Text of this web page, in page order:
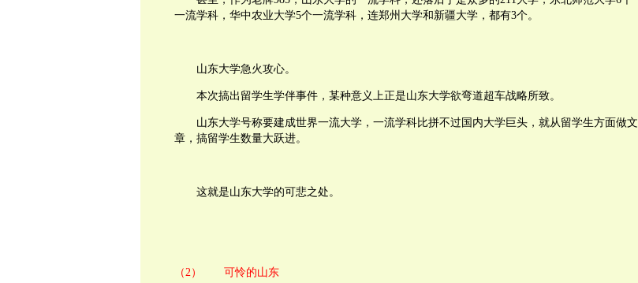
一流学科，华中农业大学5个一流学科，连郑州大学和新疆大学，都有3个。
山东大学急火攻心。
本次搞出留学生学伴事件，某种意义上正是山东大学欲弯道超车战略所致。
山东大学号称要建成世界一流大学，一流学科比拼不过国内大学巨头，就从留学生方面做文
章，搞留学生数量大跃进。
这就是山东大学的可悲之处。
（2） 可怜的山东